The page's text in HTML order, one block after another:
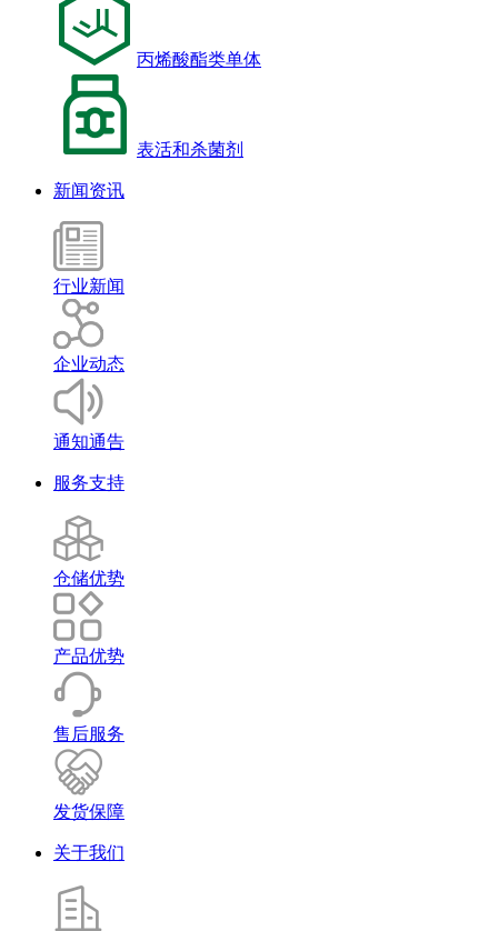
丙烯酸酯类单体
表活和杀菌剂
新闻资讯
行业新闻
企业动态
通知通告
服务支持
仓储优势
产品优势
售后服务
发货保障
关于我们